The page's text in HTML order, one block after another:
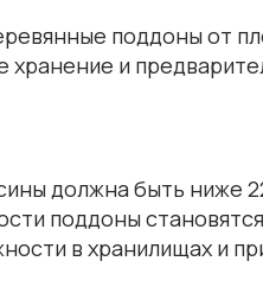
поддоны от
хранение и
должна быть ниже
поддоны
в хранилищах и